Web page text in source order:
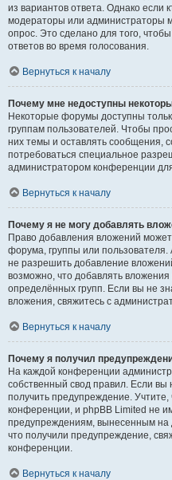
из вариантов ответа. Однако если
модераторы или администраторы
опрос. Это сделано для того,
ответов во время голосования.
Вернуться к началу
Почему мне недоступны
Некоторые форумы доступны
группам пользователей. Чтобы
них темы и оставлять сообщения,
потребоваться специальное
администратором конференции
Вернуться к началу
Почему я не могу добавлять
Право добавления вложений
форума, группы или
не разрешить добавление
возможно, что добавлять
определённых групп. Если вы не
вложения, свяжитесь с
Вернуться к началу
Почему я получил
На каждой конференции
собственный свод правил. Если
получить предупреждение.
конференции, и phpBB Limited не
предупреждениям, вынесенным на
что получили предупреждение,
конференции.
Вернуться к началу